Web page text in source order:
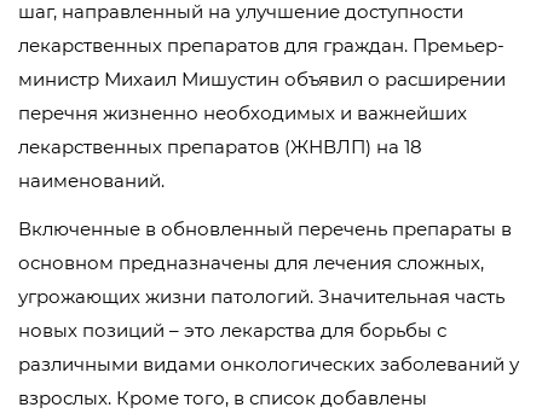
шаг, направленный на улучшение доступности
лекарственных препаратов для граждан. Премьер-
министр Михаил Мишустин объявил о расширении
перечня жизненно необходимых и важнейших
лекарственных препаратов (ЖНВЛП) на 18
наименований.
Включенные в обновленный перечень препараты в
основном предназначены для лечения сложных,
угрожающих жизни патологий. Значительная часть
новых позиций – это лекарства для борьбы с
различными видами онкологических заболеваний у
взрослых. Кроме того, в список добавлены